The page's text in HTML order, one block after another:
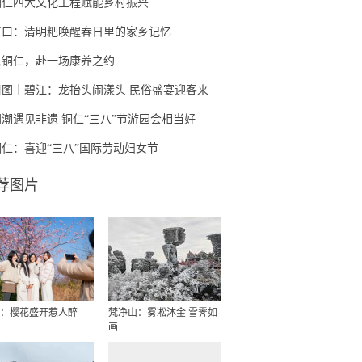
四大文化工程赋能乡村振兴
：清明粑唤醒春日里的家乡记忆
仁，赴一场康养之约
｜碧江：龙抬头闹漾头 民俗盛宴迎客来
遇见非遗 铜仁“三八”节游园会相当好
：喜迎“三八”国际劳动妇女节
图片
樱花盛开惹人醉
梵净山：雾凇沐金 雪霁如
画